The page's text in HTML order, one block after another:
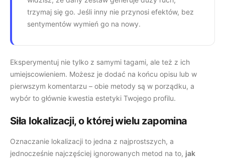
trzymaj się go. Jeśli inny nie przynosi efektów, bez
sentymentów wymień go na nowy.
Eksperymentuj nie tylko z samymi tagami, ale też z ich
umiejscowieniem. Możesz je dodać na końcu opisu lub w
pierwszym komentarzu – obie metody są w porządku, a
wybór to głównie kwestia estetyki Twojego profilu.
Siła lokalizacji, o której wielu zapomina
Oznaczanie lokalizacji to jedna z najprostszych, a
jednocześnie najczęściej ignorowanych metod na to, jak